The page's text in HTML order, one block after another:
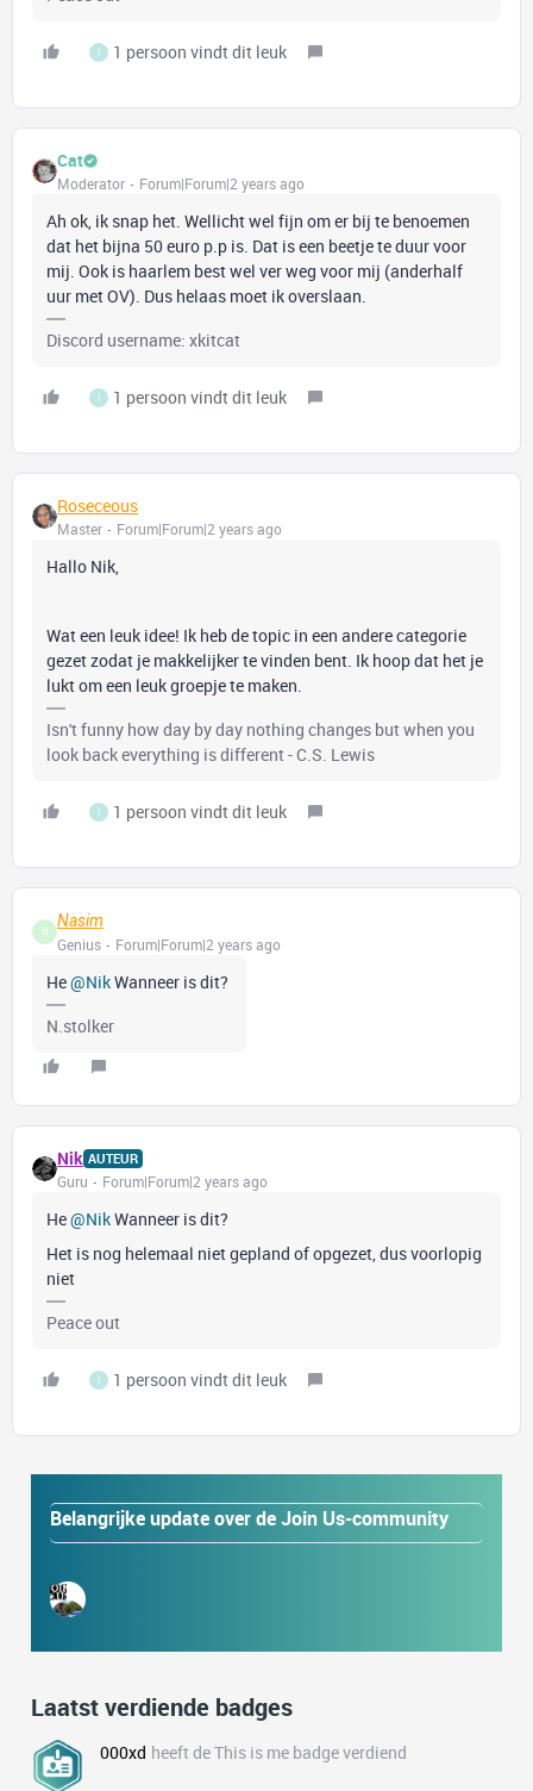
I 1 persoon vindt dit leuk
Cat
Moderator Forum|Forum|2 years ago
Ah ok, ik snap het. Wellicht wel fijn om er bij te benoemen
dat het bijna 50 euro p.p is. Dat is een beetje te duur voor
mij. Ook is haarlem best wel ver weg voor mij (anderhalf
uur met OV). Dus helaas moet ik overslaan.
Discord username: xkitcat
I 1 persoon vindt dit leuk
Roseceous
Master Forum|Forum|2 years ago
Hallo Nik,
Wat een leuk idee! Ik heb de topic in een andere categorie
gezet zodat je makkelijker te vinden bent. Ik hoop dat het je
lukt om een leuk groepje te maken.
Isn't funny how day by day nothing changes but when you
look back everything is different - C.S. Lewis
I 1 persoon vindt dit leuk
N
Nasim
Genius
Forum|Forum|2 years ago
He@NikWanneer is dit?
N.stolker
Nik AUTEUR
Guru Forum|Forum|2 years ago
He@NikWanneer is dit?
Het is nog helemaal niet gepland of opgezet, dus voorlopig
niet
Peace out
I 1 persoon vindt dit leuk
Belangrijke update over de Join Us-community
Laatst verdiende badges
000xd heeft de This is me badge verdiend